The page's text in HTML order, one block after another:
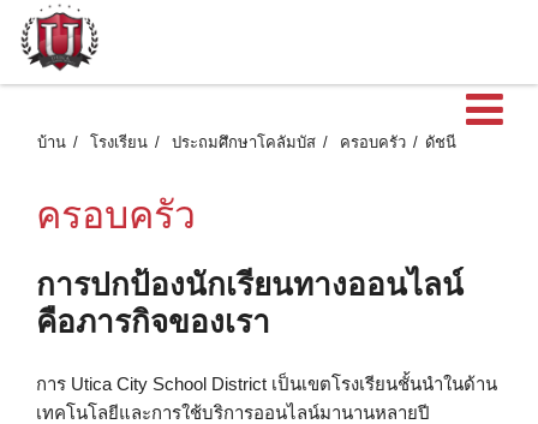
เ
บ้าน โรงเรียน ประถมศึกษาโคลัมบัส ครอบครัว ดัชนี
ครอบครัว
การปกป้องนักเรียนทางออนไลน์
คือภารกิจของเรา
การ Utica City School District เป็นเขตโรงเรียนชั้นนำในด้าน
เทคโนโลยีและการใช้บริการออนไลน์มานานหลายปี